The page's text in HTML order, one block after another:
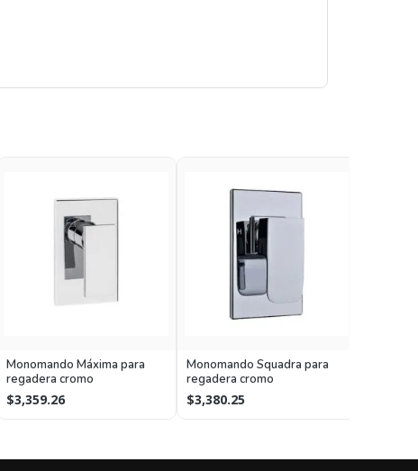
Monomando Máxima para
regadera cromo
$3,359.26
Monomando Squadra para
regadera cromo
$3,380.25